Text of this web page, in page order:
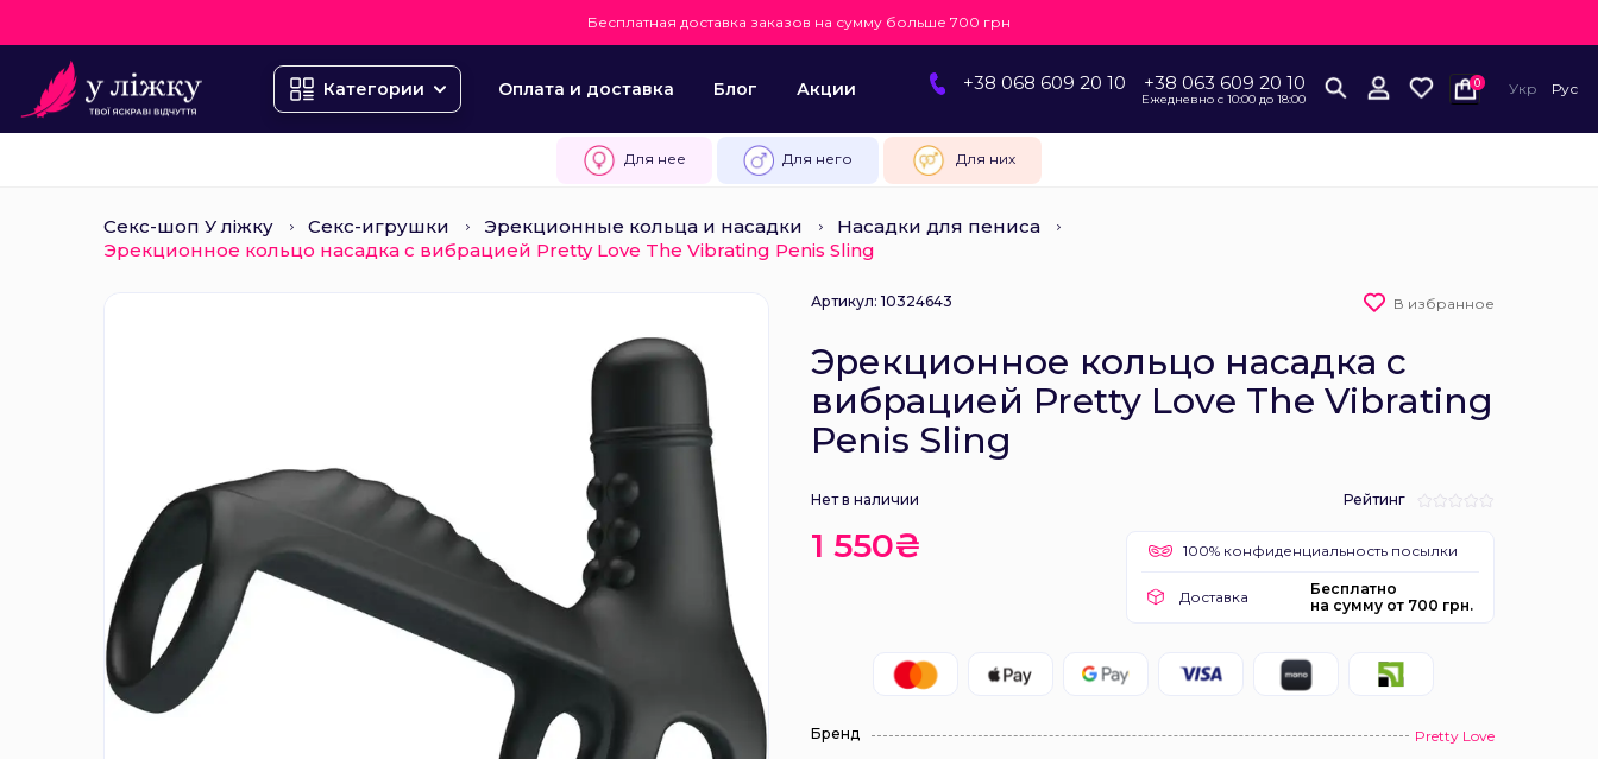
Бесплатная доставка заказов на сумму больше 700 грн
Категории Оплата и доставка Блог Акции +38 068 609 20 10 +38 063 609 20 10
Ежедневно с 10:00 до 18:00
0 Укр Рус
Для нее Для него Для них
Секс-шоп У ліжку Секс-игрушки Эрекционные кольца и насадки
Насадки для пениса
Эрекционное кольцо насадка с вибрацией Pretty Love The Vibrating Penis Sling
Артикул: 10324643 В избранное
Эрекционное кольцо насадка с
вибрацией Pretty Love The Vibrating
Penis Sling
Нет в наличии Рейтинг
1 550₴ 100% конфиденциальность посылки
Доставка
Бесплатно
на сумму от 700 грн.
Бренд Pretty Love